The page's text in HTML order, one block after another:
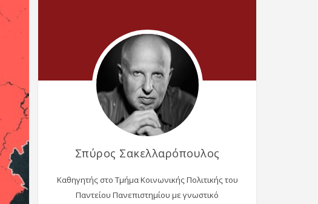
Σπύρος Σακελλαρόπουλος
Καθηγητής στο Τμήμα Κοινωνικής Πολιτικής του
Παντείου Πανεπιστημίου με γνωστικό